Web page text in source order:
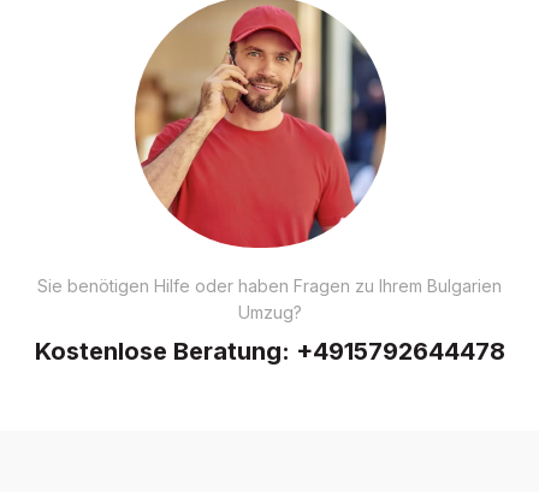
Sie benötigen Hilfe oder haben Fragen zu Ihrem Bulgarien
Umzug?
Kostenlose Beratung: +4915792644478